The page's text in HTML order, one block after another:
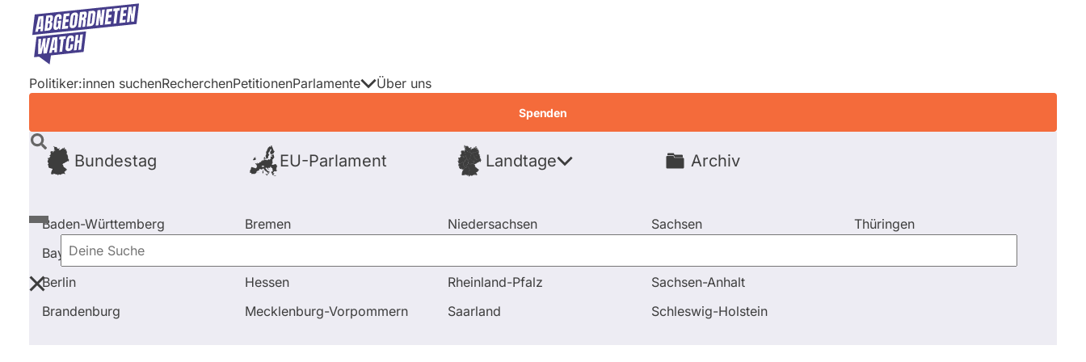
Direkt
Inhalt
Politiker:innen suchenRecherchenPetitionenParlamente
Bundestag EU-Parlament Landtage
Baden-Württemberg
Bayern
Berlin
Brandenburg
Bremen
Hessen
Mecklenburg-Vorpommern
Niedersachsen
Rheinland-Pfalz
Saarland
Sachsen
Sachsen-Anhalt
Schleswig-Holstein
Thüringen
Archiv
Über uns
Spenden
Deine
Suche
Startseite Frage stellen Kathrin Vogler